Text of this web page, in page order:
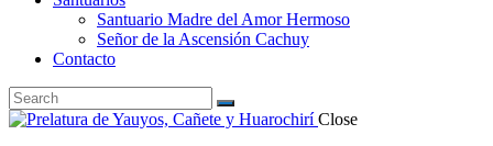
Santuario Madre del Amor Hermoso
Señor de la Ascensión Cachuy
Contacto
Close